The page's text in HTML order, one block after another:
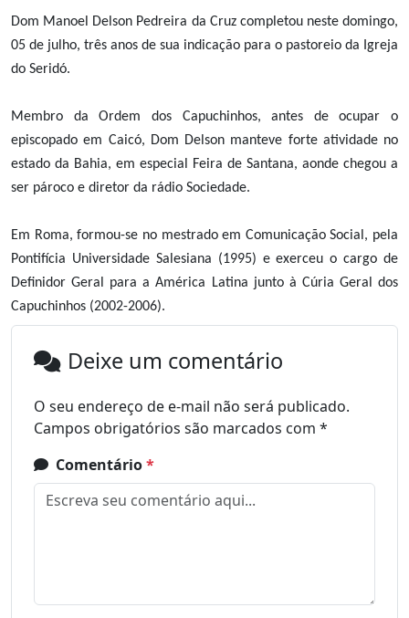
Dom Manoel Delson Pedreira da Cruz completou neste domingo,
05 de julho, três anos de sua indicação para o pastoreio da Igreja
do Seridó.
Membro da Ordem dos Capuchinhos, antes de ocupar o
episcopado em Caicó, Dom Delson manteve forte atividade no
estado da Bahia, em especial Feira de Santana, aonde chegou a
ser pároco e diretor da rádio Sociedade.
Em Roma, formou-se no mestrado em Comunicação Social, pela
Pontifícia Universidade Salesiana (1995) e exerceu o cargo de
Definidor Geral para a América Latina junto à Cúria Geral dos
Capuchinhos (2002-2006).
Deixe um comentário
O seu endereço de e-mail não será publicado.
Campos obrigatórios são marcados com *
Comentário*